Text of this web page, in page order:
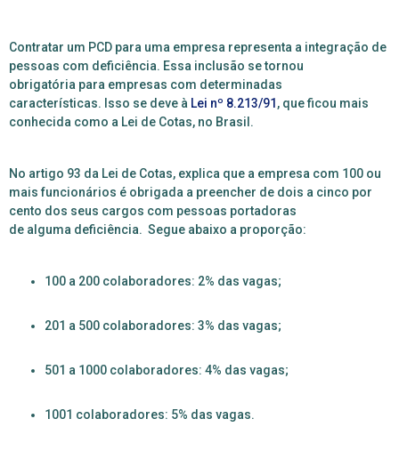
Contratar um PCD para uma empresa representa a integração de
pessoas com deficiência. Essa inclusão se tornou
obrigatória para empresas com determinadas
características. Isso se deve à Lei nº 8.213/91 , que ficou mais
conhecida como a Lei de Cotas, no Brasil.
No artigo 93 da Lei de Cotas, explica que a empresa com 100 ou
mais funcionários é obrigada a preencher de dois a cinco por
cento dos seus cargos com pessoas portadoras
de alguma deficiência. Segue abaixo a proporção:
100 a 200 colaboradores: 2% das vagas;
201 a 500 colaboradores: 3% das vagas;
501 a 1000 colaboradores: 4% das vagas;
1001 colaboradores: 5% das vagas.